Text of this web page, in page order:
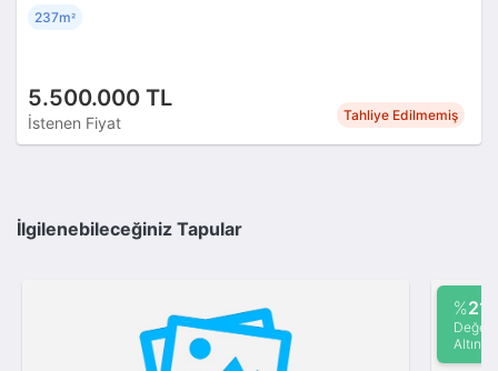
5.500.000 TL
İstenen Fiyat Tahliye Edilmemiş
237m²
İlgilenebileceğiniz Tapular
%21
Altında